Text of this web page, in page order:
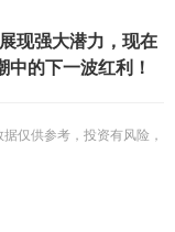
现强大潜力，现在
的下一波红利！
仅供参考，投资有风险，